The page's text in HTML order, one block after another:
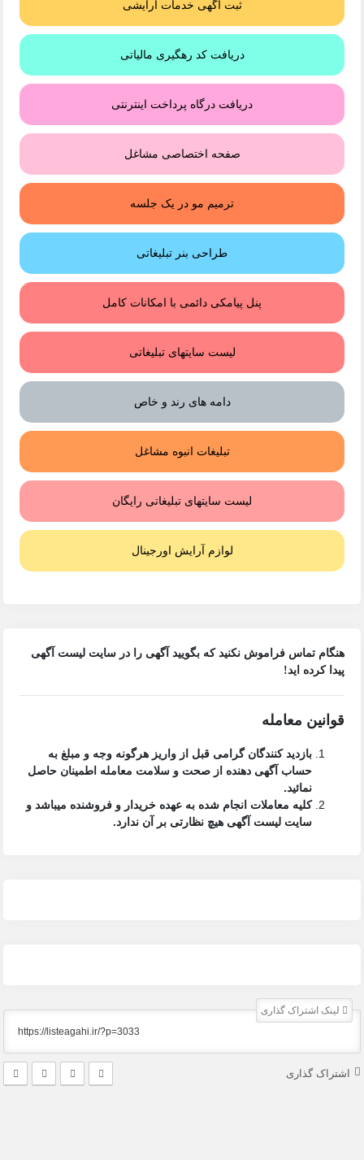
ثبت آگهی خدمات آرایشی
دریافت کد رهگیری مالیاتی
دریافت درگاه پرداخت اینترنتی
صفحه اختصاصی مشاغل
ترمیم مو در یک جلسه
طراحی بنر تبلیغاتی
پنل پیامکی دائمی با امکانات کامل
لیست سایتهای تبلیغاتی
دامه های رند و خاص
تبلیغات انبوه مشاغل
لیست سایتهای تبلیغاتی رایگان
لوازم آرایش اورجینال
هنگام تماس فراموش نکنید که بگویید آگهی را درسایت لیست آگهی
پیدا کرده اید!
قوانین معامله
بازدید کنندگان گرامی قبل از واریز هرگونه وجه و مبلغ به
حساب آگهی دهنده از صحت و سلامت معامله اطمینان حاصل
نمائید.
کلیه معاملات انجام شده به عهده خریدار و فروشنده میباشد و
سایت لیست آگهی هیچ نظارتی بر آن ندارد.
لینک اشتراک گذاری
اشتراک گذاری